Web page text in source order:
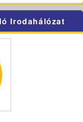
Irodahálózat